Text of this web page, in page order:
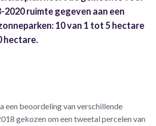
2020 ruimte gegeven aan een
10 van 1 tot 5 hectare
hectare.
een beoordeling van verschillende
gekozen om een tweetal percelen van